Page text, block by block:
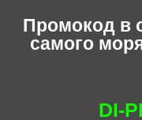
Промокод в
самого
DI-